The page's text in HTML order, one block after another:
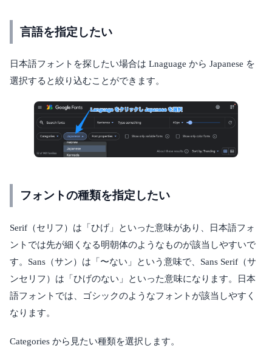
言語を指定したい
日本語フォントを探したい場合は Lnaguage から Japanese を
選択すると絞り込むことができます。
フォントの種類を指定したい
Serif（セリフ）は「ひげ」といった意味があり、日本語フォ
ントでは先が細くなる明朝体のようなものが該当しやすいで
す。Sans（サン）は「〜ない」という意味で、Sans Serif（サ
ンセリフ）は「ひげのない」といった意味になります。日本
語フォントでは、ゴシックのようなフォントが該当しやすく
なります。
Categories から見たい種類を選択します。